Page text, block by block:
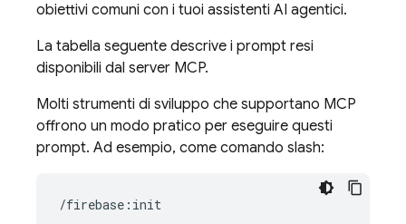
obiettivi comuni con i tuoi assistenti AI agentici.
La tabella seguente descrive i prompt resi
disponibili dal server MCP.
Molti strumenti di sviluppo che supportano MCP
offrono un modo pratico per eseguire questi
prompt. Ad esempio, come comando slash: